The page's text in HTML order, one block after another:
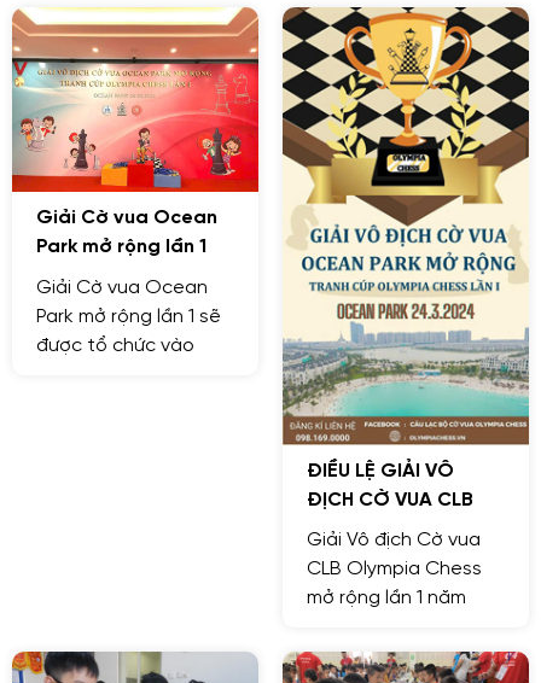
tốt để các em thi đấu
giao lưu, rèn luyện ý
chí bản lĩnh, chuẩn bị
cho cho giải đấu lớn
cuối năm 2024.
góp phần phát triển
phong trào Cờ vua
trong thành phố Hà
Nội.
Giải Cờ vua Ocean
Park mở rộng lần 1
Giải Cờ vua Ocean
Park mở rộng lần 1 sẽ
được tổ chức vào
ĐIỀU LỆ GIẢI VÔ
ĐỊCH CỜ VUA CLB
OLYMPIA CHESS MỞ
RỘNG LẦN 1 NĂM
2024
Giải Vô địch Cờ vua
CLB Olympia Chess
mở rộng lần 1 năm
góp phần phát triển